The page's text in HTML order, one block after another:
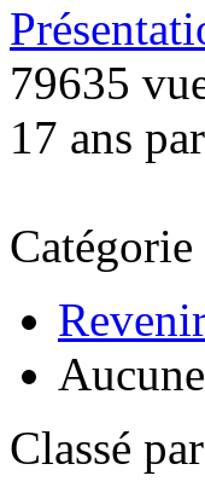
79635
17 ans par
Catégorie
Classé